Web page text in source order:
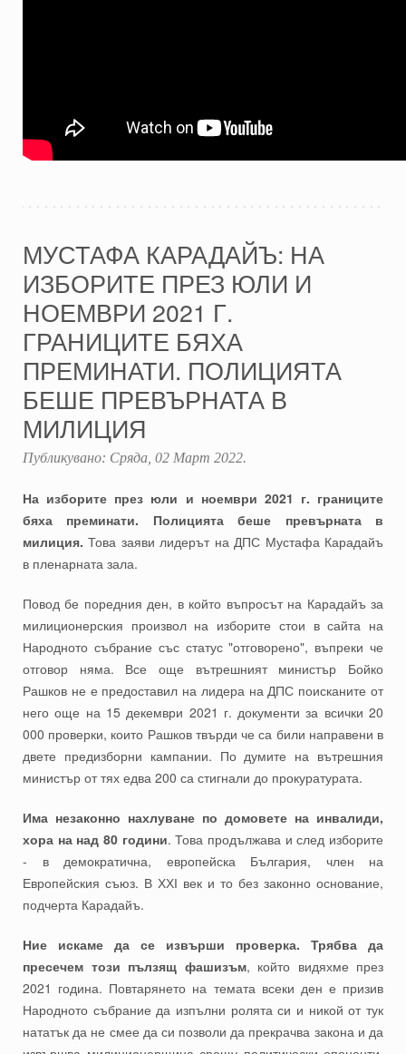
МУСТАФА КАРАДАЙЪ: НА
ИЗБОРИТЕ ПРЕЗ ЮЛИ И
НОЕМВРИ 2021 Г.
ГРАНИЦИТЕ БЯХА
ПРЕМИНАТИ. ПОЛИЦИЯТА
БЕШЕ ПРЕВЪРНАТА В
МИЛИЦИЯ
Публикувано: Сряда, 02 Март 2022.
На изборите през юли и ноември 2021 г. границите
бяха преминати. Полицията беше превърната в
милиция. Това заяви лидерът на ДПС Мустафа Карадайъ
в пленарната зала.
Повод бе поредния ден, в който въпросът на Карадайъ за
милиционерския произвол на изборите стои в сайта на
Народното събрание със статус "отговорено", въпреки че
отговор няма. Все още вътрешният министър Бойко
Рашков не е предоставил на лидера на ДПС поисканите от
него още на 15 декември 2021 г. документи за всички 20
000 проверки, които Рашков твърди че са били направени в
двете предизборни кампании. По думите на вътрешния
министър от тях едва 200 са стигнали до прокуратурата.
Има незаконно нахлуване по домовете на инвалиди,
хора на над 80 години. Това продължава и след изборите
- в демократична, европейска България, член на
Европейския съюз. В ХХІ век и то без законно основание,
подчерта Карадайъ.
Ние искаме да се извърши проверка. Трябва да
пресечем този пълзящ фашизъм, който видяхме през
2021 година. Повтарянето на темата всеки ден е призив
Народното събрание да изпълни ролята си и никой от тук
нататък да не смее да си позволи да прекрачва закона и да